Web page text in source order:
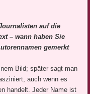
auf die
– wann haben Sie
gemerkt
Bild; später sagt man
auch wenn es
handelt. Jeder Name ist